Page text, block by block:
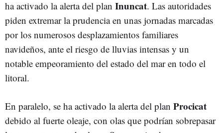
ha activado la alerta del plan Inuncat. Las autoridades
piden extremar la prudencia en unas jornadas marcadas
por los numerosos desplazamientos familiares
navideños, ante el riesgo de lluvias intensas y un
notable empeoramiento del estado del mar en todo el
litoral.
En paralelo, se ha activado la alerta del plan Procicat
debido al fuerte oleaje, con olas que podrían sobrepasar